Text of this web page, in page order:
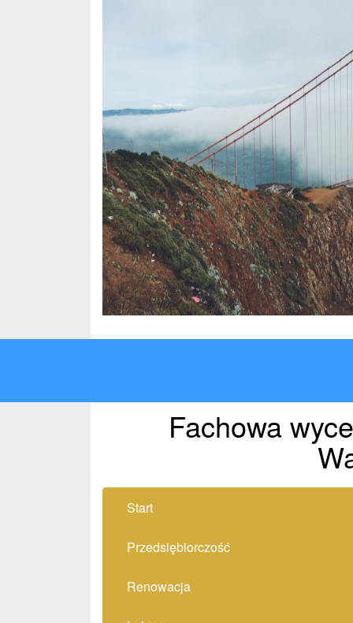
Fachowa
Start
Przedsiębiorczość
Renowacja